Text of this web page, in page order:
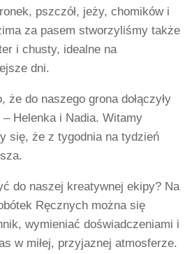
pszczół, jeży, chomików i
za pasem stworzyliśmy także
i chusty, idealne na
dni.
że do naszego grona dołączyły
– Helenka i Nadia. Witamy
się, że z tygodnia na tydzień
do naszej kreatywnej ekipy? Na
Ręcznych można się
wymieniać doświadczeniami i
w miłej, przyjaznej atmosferze.